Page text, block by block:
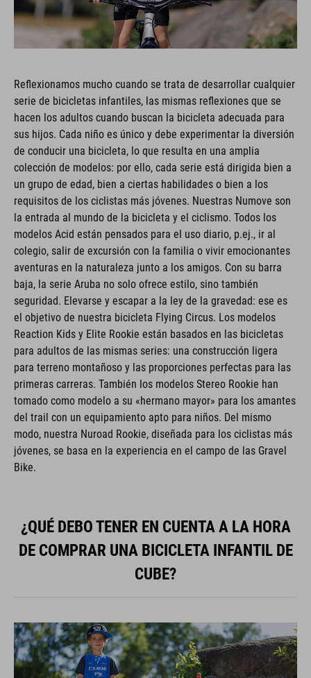
Reflexionamos mucho cuando se trata de desarrollar cualquier
serie de bicicletas infantiles, las mismas reflexiones que se
hacen los adultos cuando buscan la bicicleta adecuada para
sus hijos. Cada niño es único y debe experimentar la diversión
de conducir una bicicleta, lo que resulta en una amplia
colección de modelos: por ello, cada serie está dirigida bien a
un grupo de edad, bien a ciertas habilidades o bien a los
requisitos de los ciclistas más jóvenes. Nuestras Numove son
la entrada al mundo de la bicicleta y el ciclismo. Todos los
modelos Acid están pensados para el uso diario, p.ej., ir al
colegio, salir de excursión con la familia o vivir emocionantes
aventuras en la naturaleza junto a los amigos. Con su barra
baja, la serie Aruba no solo ofrece estilo, sino también
seguridad. Elevarse y escapar a la ley de la gravedad: ese es
el objetivo de nuestra bicicleta Flying Circus. Los modelos
Reaction Kids y Elite Rookie están basados en las bicicletas
para adultos de las mismas series: una construcción ligera
para terreno montañoso y las proporciones perfectas para las
primeras carreras. También los modelos Stereo Rookie han
tomado como modelo a su «hermano mayor» para los amantes
del trail con un equipamiento apto para niños. Del mismo
modo, nuestra Nuroad Rookie, diseñada para los ciclistas más
jóvenes, se basa en la experiencia en el campo de las Gravel
Bike.
¿QUÉ DEBO TENER EN CUENTA A LA HORA
DE COMPRAR UNA BICICLETA INFANTIL DE
CUBE?